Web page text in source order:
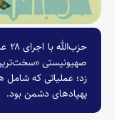
صهیونیستی «سخت‌ترین
زد؛ عملیاتی که شامل
پهپاد‌های دشمن بود.